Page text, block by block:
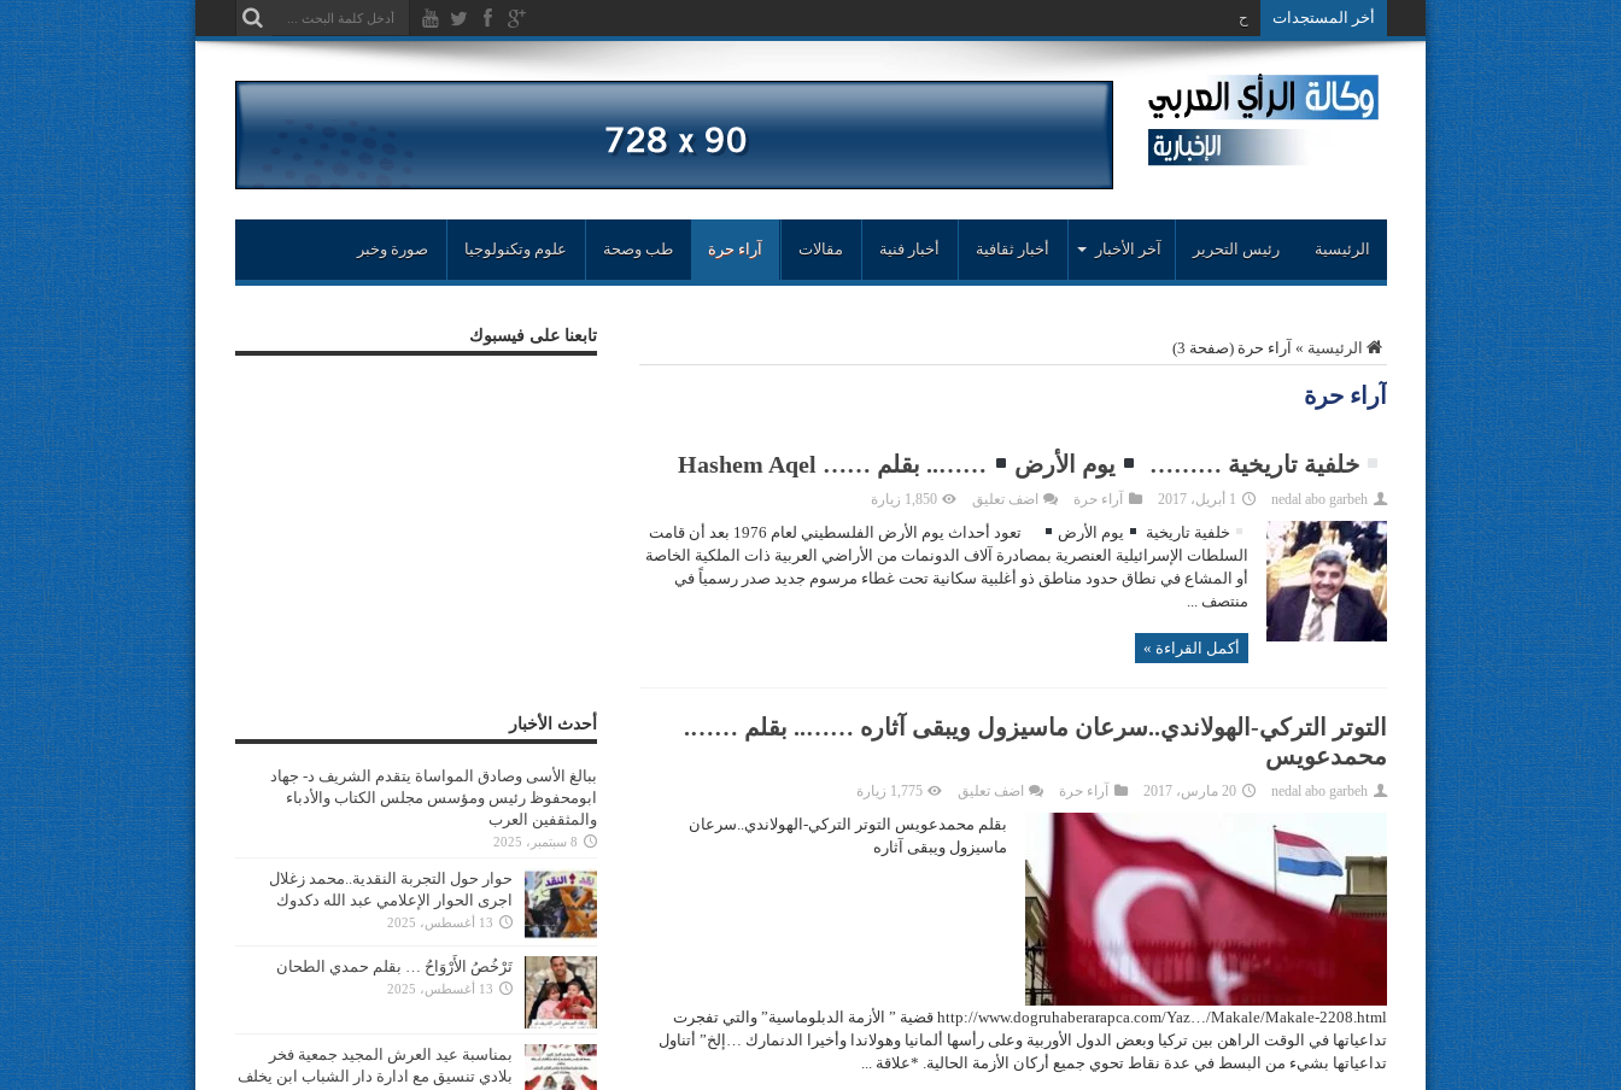
أخر المستجدات حوار حول التجربة النقدية..محمد زغلال
الرئيسية رئيس التحرير آخر الأخبار أخبار ثقافية أخبار فنية مقالات آراء حرة طب وصحة علوم وتكنولوجيا صورة وخبر
الرئيسية » آراء حرة (صفحة 3)
آراء حرة
خلفية تاريخية ……… يوم الأرض …….. بقلم …… Hashem Aqel
nedal abo garbeh 1 أبريل، 2017 آراء حرة اضف تعليق 1,850 زيارة
خلفية تاريخية يوم الأرض
تعود أحداث يوم الأرض الفلسطيني لعام 1976 بعد أن قامت
السلطات الإسرائيلية العنصرية بمصادرة آلاف الدونمات من الأراضي العربية ذات الملكية الخاصة
أو المشاع في نطاق حدود مناطق ذو أغلبية سكانية تحت غطاء مرسوم جديد صدر رسمياً في
منتصف ...
أكمل القراءة »
التوتر التركي-الهولاندي..سرعان ماسيزول ويبقى آثاره …….. بقلم …….
محمدعويس
nedal abo garbeh 20 مارس، 2017 آراء حرة اضف تعليق 1,775 زيارة
بقلم محمدعويس التوتر التركي-الهولاندي..سرعان
ماسيزول ويبقى آثاره
http://www.dogruhaberarapca.com/Yaz…/Makale/Makale-2208.html قضية ” الأزمة الدبلوماسية” والتي تفجرت
تداعياتها في الوقت الراهن بين تركيا وبعض الدول الأوربية وعلى رأسها ألمانيا وهولاندا وأخيرا الدنمارك …إلخ” أتناول
تداعياتها بشيء من البسط في عدة نقاط تحوي جميع أركان الأزمة الحالية. *علاقة ...
تابعنا على فيسبوك
أحدث الأخبار
ببالغ الأسى وصادق المواساة يتقدم الشريف د- جهاد
ابومحفوظ رئيس ومؤسس مجلس الكتاب والأدباء
والمثقفين العرب
8 سبتمبر، 2025
حوار حول التجربة النقدية..محمد زغلال
اجرى الحوار الإعلامي عبد الله دكدوك
13 أغسطس، 2025
تَرْخُصُ الأَرْوَاحُ … بقلم حمدي الطحان
13 أغسطس، 2025
بمناسبة عيد العرش المجيد جمعية فخر
بلادي تنسيق مع ادارة دار الشباب ابن يخلف